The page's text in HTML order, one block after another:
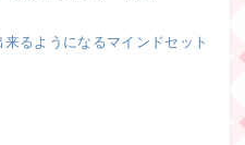
るようになるマインドセット